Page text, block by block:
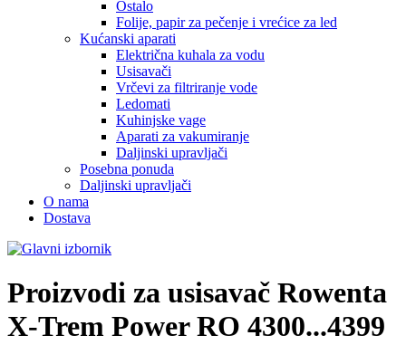
Ostalo
Folije, papir za pečenje i vrećice za led
Kućanski aparati
Električna kuhala za vodu
Usisavači
Vrčevi za filtriranje vode
Ledomati
Kuhinjske vage
Aparati za vakumiranje
Daljinski upravljači
Posebna ponuda
Daljinski upravljači
O nama
Dostava
Proizvodi za usisavač Rowenta
X-Trem Power RO 4300...4399